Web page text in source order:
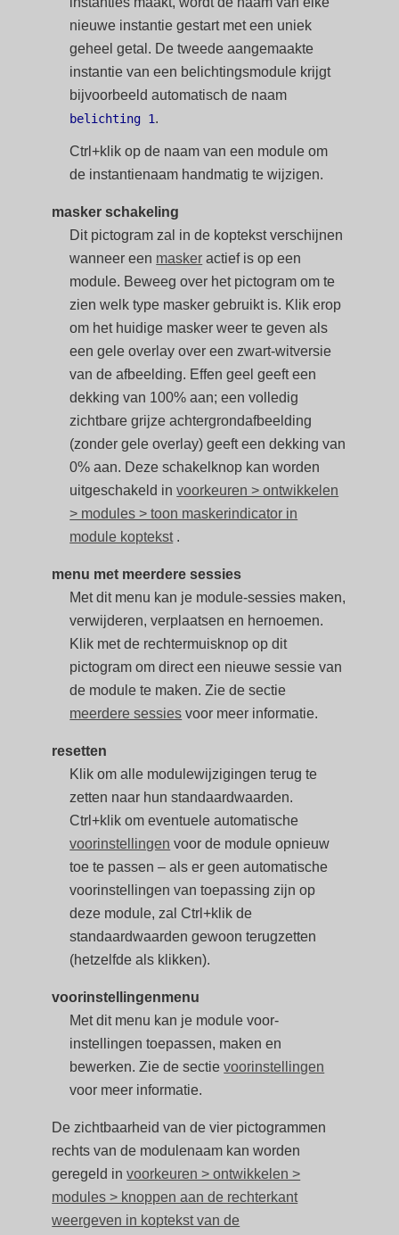
nieuwe instantie gestart met een uniek
geheel getal. De tweede aangemaakte
instantie van een belichtingsmodule krijgt
bijvoorbeeld automatisch de naam
belichting 1.
Ctrl+klik op de naam van een module om
de instantienaam handmatig te wijzigen.
masker schakeling
Dit pictogram zal in de koptekst verschijnen
wanneer een masker actief is op een
module. Beweeg over het pictogram om te
zien welk type masker gebruikt is. Klik erop
om het huidige masker weer te geven als
een gele overlay over een zwart-witversie
van de afbeelding. Effen geel geeft een
dekking van 100% aan; een volledig
zichtbare grijze achtergrondafbeelding
(zonder gele overlay) geeft een dekking van
0% aan. Deze schakelknop kan worden
uitgeschakeld invoorkeuren > ontwikkelen
> modules > toon maskerindicator in
module koptekst.
menu met meerdere sessies
Met dit menu kan je module-sessies maken,
verwijderen, verplaatsen en hernoemen.
Klik met de rechtermuisknop op dit
pictogram om direct een nieuwe sessie van
de module te maken. Zie de sectie
meerdere sessies voor meer informatie.
resetten
Klik om alle modulewijzigingen terug te
zetten naar hun standaardwaarden.
Ctrl+klik om eventuele automatische
voorinstellingen voor de module opnieuw
toe te passen – als er geen automatische
voorinstellingen van toepassing zijn op
deze module, zal Ctrl+klik de
standaardwaarden gewoon terugzetten
(hetzelfde als klikken).
voorinstellingenmenu
Met dit menu kan je module voor-
instellingen toepassen, maken en
bewerken. Zie de sectievoorinstellingen
voor meer informatie.
De zichtbaarheid van de vier pictogrammen
rechts van de modulenaam kan worden
geregeld invoorkeuren > ontwikkelen >
modules > knoppen aan de rechterkant
weergeven in koptekst van de